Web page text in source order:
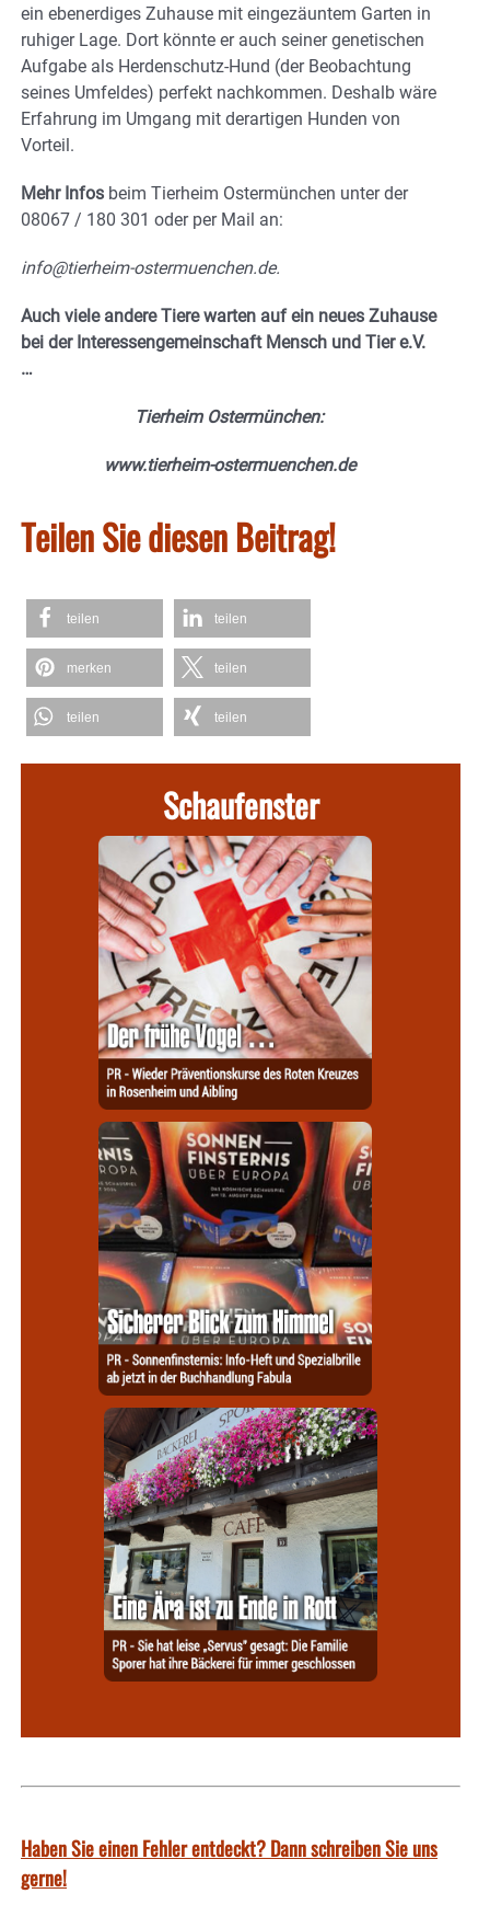
ein ebenerdiges Zuhause mit eingezäuntem Garten in
ruhiger Lage. Dort könnte er auch seiner genetischen
Aufgabe als Herdenschutz-Hund (der Beobachtung
seines Umfeldes) perfekt nachkommen. Deshalb wäre
Erfahrung im Umgang mit derartigen Hunden von
Vorteil.
Mehr Infos beim Tierheim Ostermünchen unter der
08067 / 180 301 oder per Mail an:
info@tierheim-ostermuenchen.de.
Auch viele andere Tiere warten auf ein neues Zuhause
bei der Interessengemeinschaft Mensch und Tier e.V.
…
Tierheim Ostermünchen:
www.tierheim-ostermuenchen.de
Teilen Sie diesen Beitrag!
teilen teilen
merken teilen
teilen teilen
Schaufenster
Haben Sie einen Fehler entdeckt? Dann schreiben Sie uns
gerne!